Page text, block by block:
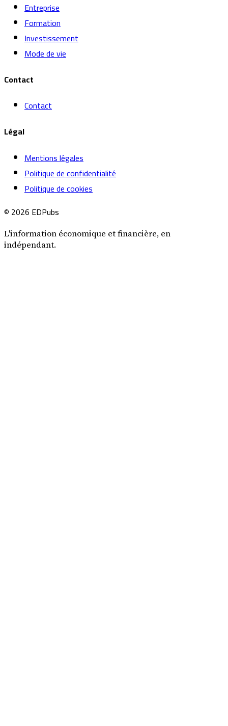
Entreprise
Formation
Investissement
Mode de vie
Contact
Contact
Légal
Mentions légales
Politique de confidentialité
Politique de cookies
© 2026 EDPubs
L'information économique et financière, en
indépendant.